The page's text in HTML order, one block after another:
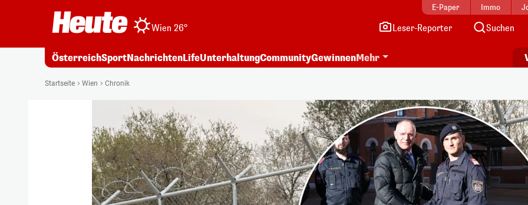
E-Paper Immo
Wien 26° Leser-Reporter Suchen
ÖsterreichSportNachrichtenLifeUnterhaltungCommunityGewinnenMehr
Startseite Wien Chronik